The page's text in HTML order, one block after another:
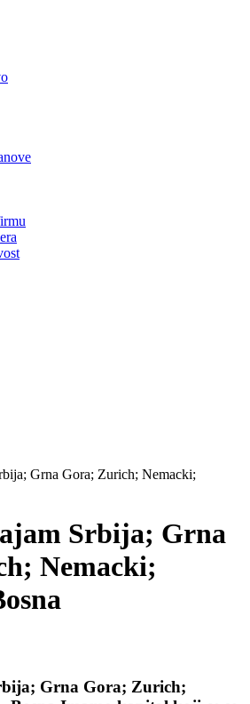
Grna Gora; Zurich; Nemacki;
Srbija; Grna
Nemacki;
Grna Gora; Zurich;